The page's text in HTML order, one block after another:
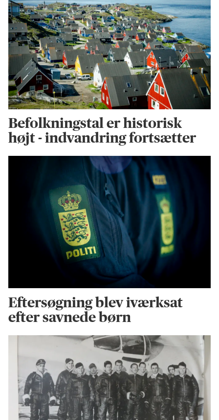
Befolkningstal er historisk
højt - indvandring fortsætter
Eftersøgning blev iværksat
efter savnede børn